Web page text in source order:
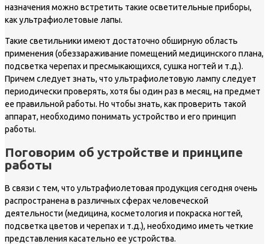
назначения можно встретить такие осветительные приборы,
как ультрафиолетовые лапы.
Такие светильники имеют достаточно обширную область
применения (обеззараживание помещений медицинского плана,
подсветка черепах и пресмыкающихся, сушка ногтей и т.д.).
Причем следует знать, что ультрафиолетовую лампу следует
периодически проверять, хотя бы один раз в месяц, на предмет
ее правильной работы. Но чтобы знать, как проверить такой
аппарат, необходимо понимать устройство и его принцип
работы.
Поговорим об устройстве и принципе
работы
В связи с тем, что ультрафиолетовая продукция сегодня очень
распространена в различных сферах человеческой
деятельности (медицина, косметология и покраска ногтей,
подсветка цветов и черепах и т.д.), необходимо иметь четкие
представления касательно ее устройства.